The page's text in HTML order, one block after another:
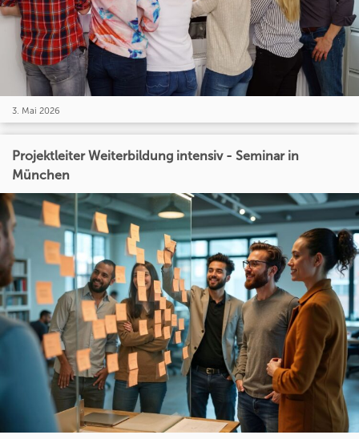
3. Mai 2026
Projektleiter Weiterbildung intensiv - Seminar in
München